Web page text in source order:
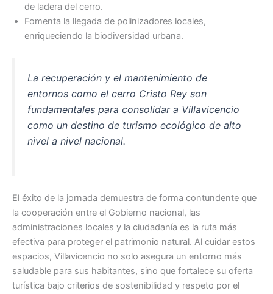
de ladera del cerro.
Fomenta la llegada de polinizadores locales,
enriqueciendo la biodiversidad urbana.
La recuperación y el mantenimiento de
entornos como el cerro Cristo Rey son
fundamentales para consolidar a Villavicencio
como un destino de turismo ecológico de alto
nivel a nivel nacional.
El éxito de la jornada demuestra de forma contundente que
la cooperación entre el Gobierno nacional, las
administraciones locales y la ciudadanía es la ruta más
efectiva para proteger el patrimonio natural. Al cuidar estos
espacios, Villavicencio no solo asegura un entorno más
saludable para sus habitantes, sino que fortalece su oferta
turística bajo criterios de sostenibilidad y respeto por el